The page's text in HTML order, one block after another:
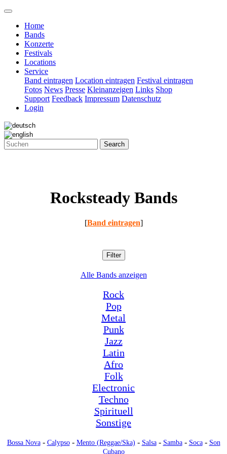
Home
Bands
Konzerte
Festivals
Locations
Service
Band eintragen Location eintragen Festival eintragen
Fotos News Presse Kleinanzeigen Links Shop
Support Feedback Impressum Datenschutz
Login
Search
Rocksteady Bands
[Band eintragen]
Filter
Alle Bands anzeigen
Rock
Pop
Metal
Punk
Jazz
Latin
Afro
Folk
Electronic
Techno
Spirituell
Sonstige
Bossa Nova- Calypso- Mento (Reggae/Ska) - Salsa- Samba- Soca- Son
Cubano